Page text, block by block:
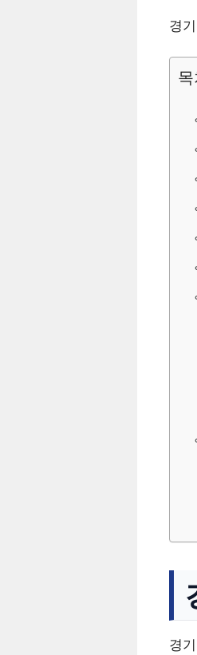
경
경